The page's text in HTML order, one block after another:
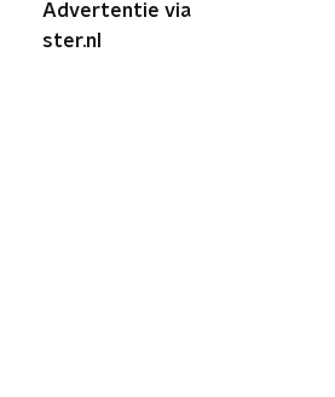
Advertentie via
ster.nl